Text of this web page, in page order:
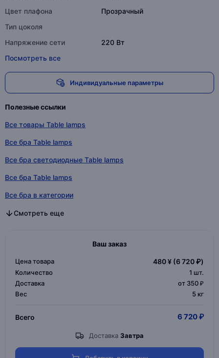
Цвет плафона
Прозрачный
Тип цоколя
Напряжение сети
220 Вт
Посмотреть все
Индивидуальные параметры
Полезные ссылки
Все товары Table lamps
Все бра Table lamps
Все бра светодиодные Table lamps
Все бра Table lamps
Все бра в категории
Все бра светодиодные в категории
Все бра в категории
Смотреть еще
Ваш заказ
Цена товара 480 ¥ (6 720 ₽)
Количество 1 шт.
Доставка
от 350 ₽
Вес
5 кг
Всего 6 720 ₽
Доставка Завтра